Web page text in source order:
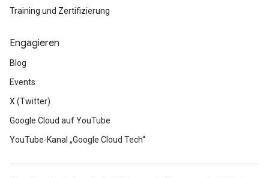
Training und Zertifizierung
Engagieren
Blog
Events
X (Twitter)
Google Cloud auf YouTube
YouTube-Kanal „Google Cloud Tech“